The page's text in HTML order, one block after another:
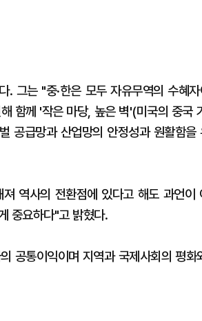
그는 "중·한은 모두 자유무역의 수혜
함께 '작은 마당, 높은 벽'(미국의 중국
공급망과 산업망의 안정성과 원활함을
역사의 전환점에 있다고 해도 과언이
중요하다"고 밝혔다.
공통이익이며 지역과 국제사회의 평화